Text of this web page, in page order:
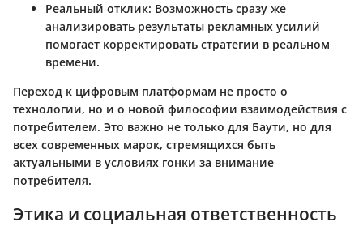
Реальный отклик: Возможность сразу же
анализировать результаты рекламных усилий
помогает корректировать стратегии в реальном
времени.
Переход к цифровым платформам не просто о
технологии, но и о новой философии взаимодействия с
потребителем. Это важно не только для Баути, но для
всех современных марок, стремящихся быть
актуальными в условиях гонки за внимание
потребителя.
Этика и социальная ответственность